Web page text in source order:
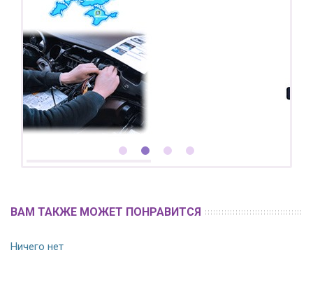
ВАМ ТАКЖЕ МОЖЕТ ПОНРАВИТСЯ
Ничего нет